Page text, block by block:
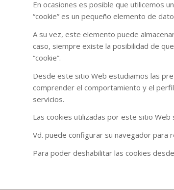
En ocasiones es posible que utilicemos
“cookie” es un pequeño elemento de
A su vez, este elemento puede
caso, siempre existe la posibilidad de
“cookie”.
Desde este sitio Web estudiamos las
comprender el comportamiento y el
servicios.
Las cookies utilizadas por este sitio Web
Vd. puede configurar su navegador para
Para poder deshabilitar las cookies